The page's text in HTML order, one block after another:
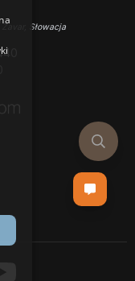
Słowacja